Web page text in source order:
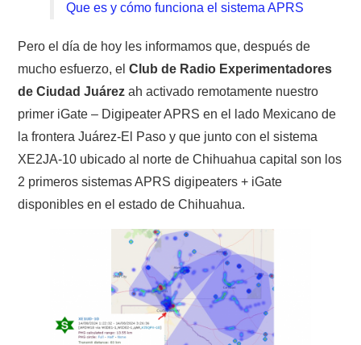
LITERATURA DE LA RADIO
MIEMBROS ORIGINALES
MORSE CW APRENDE Y MAS
NUESTRAS ACTIVIDADES !
PATROCINADORES
PLAN DE BANDAS DE
Que es y cómo funciona el sistema APRS
Pero el día de hoy les informamos que, después de
mucho esfuerzo, elClub de Radio Experimentadores
de Ciudad Juárezah activado remotamente nuestro
primer iGate – Digipeater APRS en el lado Mexicano de
la frontera Juárez-El Paso y que junto con el sistema
XE2JA-10 ubicado al norte de Chihuahua capital son los
2 primeros sistemas APRS digipeaters + iGate
disponibles en el estado de Chihuahua.